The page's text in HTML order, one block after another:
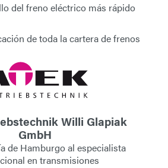
del freno eléctrico más rápido
de toda la cartera de frenos
Willi Glapiak
GmbH
de Hamburgo al especialista
en transmisiones